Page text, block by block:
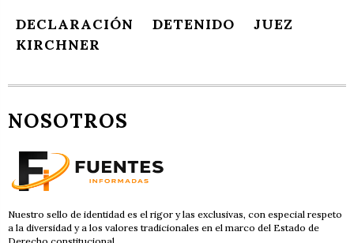
DECLARACIÓN DETENIDO
JUEZ
KIRCHNER
NOSOTROS
Nuestro sello de identidad es el rigor y las exclusivas, con especial respeto
a la diversidad y a los valores tradicionales en el marco del Estado de